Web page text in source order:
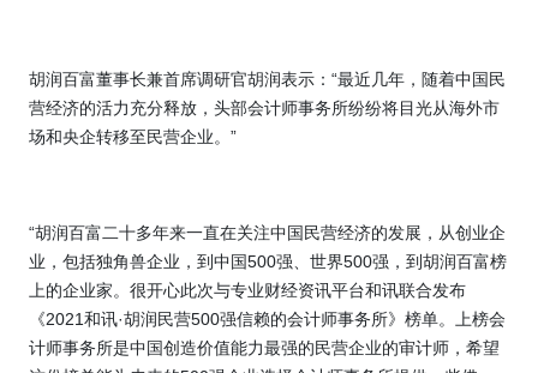
胡润百富董事长兼首席调研官胡润表示：“最近几年，随着中国民
营经济的活力充分释放，头部会计师事务所纷纷将目光从海外市
场和央企转移至民营企业。”
“胡润百富二十多年来一直在关注中国民营经济的发展，从创业企
业，包括独角兽企业，到中国500强、世界500强，到胡润百富榜
上的企业家。很开心此次与专业财经资讯平台和讯联合发布
《2021和讯·胡润民营500强信赖的会计师事务所》榜单。上榜会
计师事务所是中国创造价值能力最强的民营企业的审计师，希望